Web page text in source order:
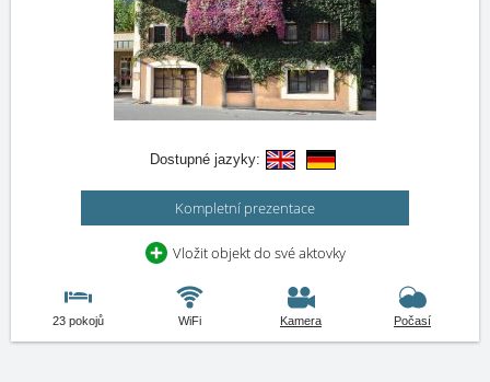
Dostupné jazyky:
Kompletní prezentace
Vložit objekt do své aktovky
23 pokojů WiFi Kamera Počasí